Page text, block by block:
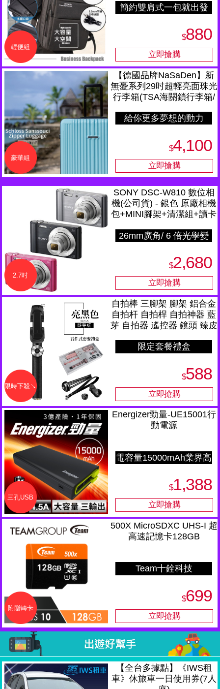
輕便組
簡約雙肩式一包就出發
$880
豪華組
給你更多夢想的動力
【德國品牌NaSaDen】新
無憂系列29吋超輕亮面珠光
行李箱(TSA海關鎖行李箱/
$4,100
2.7吋
26mm廣角/ 6 倍光學變
SONY DSC-W810 數位相
機(公司貨) - 銀色 原廠相機
包+MINI腳架+清潔組+讀卡
$2,680
限時下殺↘
限定套餐禮盒
自拍棒 三腳架 腳架 鋁合金
自拍杆 自拍桿 自拍神器 藍
芽 自拍器 遙控器 鏡頭 臻皮
$588
三孔USB
電容量15000mAh業界高
Energizer勁量-UE15001行
動電源
$1,388
附贈轉卡
Team十銓科技
500X MicroSDXC UHS-I 超
高速記憶卡128GB
$699
【全台多據點】《IWS租
車》休旅車一日使用券(7人